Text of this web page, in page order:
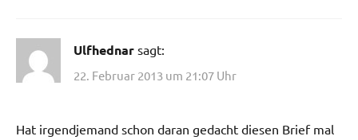
Ulfhednar sagt:
22. Februar 2013 um 21:07 Uhr
Hat irgendjemand schon daran gedacht diesen Brief mal